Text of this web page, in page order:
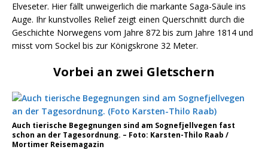
Elveseter. Hier fällt unweigerlich die markante Saga-Säule ins
Auge. Ihr kunstvolles Relief zeigt einen Querschnitt durch die
Geschichte Norwegens vom Jahre 872 bis zum Jahre 1814 und
misst vom Sockel bis zur Königskrone 32 Meter.
Vorbei an zwei Gletschern
Auch tierische Begegnungen sind am Sognefjellvegen fast
schon an der Tagesordnung. – Foto: Karsten-Thilo Raab /
Mortimer Reisemagazin